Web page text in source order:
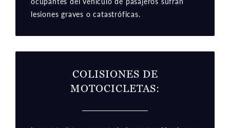
lesiones graves o catastróficas.
COLISIONES DE
MOTOCICLETAS: